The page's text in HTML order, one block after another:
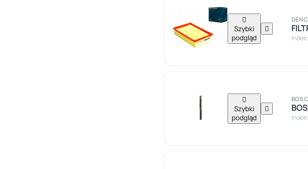

Szybki
podgląd


Szybki
podgląd
